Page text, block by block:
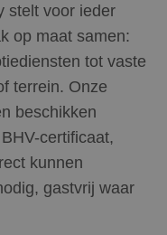
stelt voor ieder
op maat samen:
tot vaste
terrein. Onze
beschikken
certificaat,
kunnen
gastvrij waar